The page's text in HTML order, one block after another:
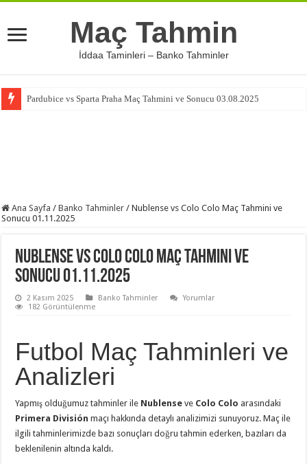
Maç Tahmin
İddaa Taminleri – Banko Tahminler
Pardubice vs Sparta Praha Maç Tahmini ve Sonucu 03.08.2025
Ana Sayfa / Banko Tahminler / Nublense vs Colo Colo Maç Tahmini ve
Sonucu 01.11.2025
Nublense vs Colo Colo Maç Tahmini ve
Sonucu 01.11.2025
2 Kasım 2025 Banko Tahminler
Yorumlar
182 Görüntülenme
Futbol Maç Tahminleri ve
Analizleri
Yapmış olduğumuz tahminler ile Nublense ve Colo Colo arasındaki
Primera División maçı hakkında detaylı analizimizi sunuyoruz. Maç ile
ilgili tahminlerimizde bazı sonuçları doğru tahmin ederken, bazıları da
beklenilenin altında kaldı.